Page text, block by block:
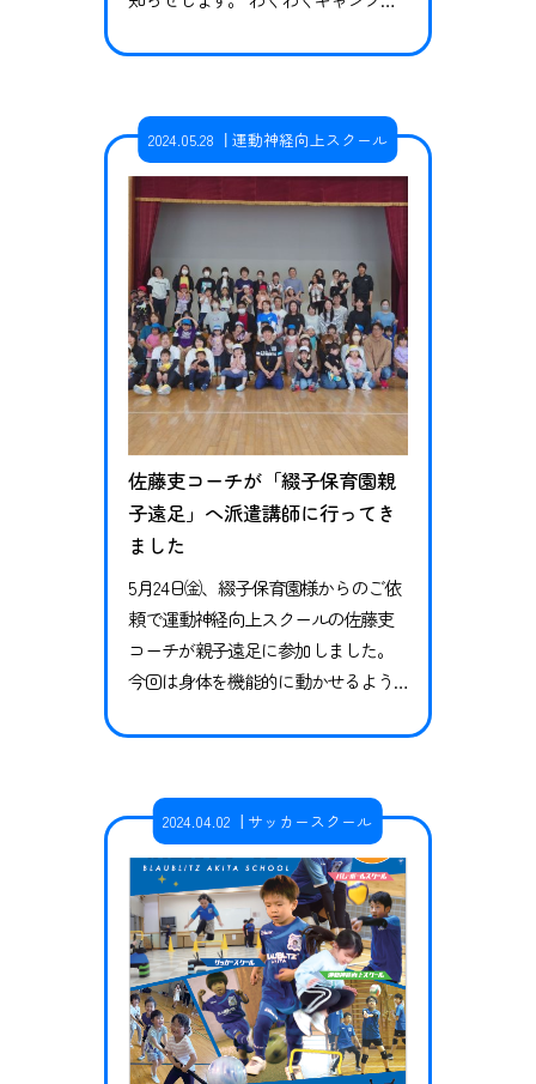
に、集団での自然体験やモノづくり
協調性を伸ばすことを目的として毎
年学校の長期休暇期間にブラウブリ
ッツ秋田スクールが実施しているイ
ベントです。 実施日 2024年8月7日
（水）～8月8日（木） 対象者 小学2…
2024.05.28 運動神経向上スクール
佐藤吏コーチが「綴子保育園親
子遠足」へ派遣講師に行ってき
ました
5月24日㈮、綴子保育園様からのご依
頼で運動神経向上スクールの佐藤吏
コーチが親子遠足に参加しました。
今回は身体を機能的に動かせるよう
能など様々な能力の向上を促す運動
年長の園児とその保護者様、約70名の
皆様と一緒に楽しく汗を流してきま
した。 親子で協力して行うメニュー
等も実施しまし、「やった！」、
「できたよ！」、「僕とべたよ！」
と、子ど…
2024.04.02 サッカースクール